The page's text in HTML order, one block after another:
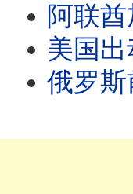
阿联酋加入
美国出动
俄罗斯前